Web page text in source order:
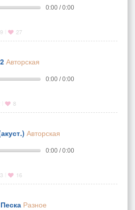
0:00 / 0:00
27
Авторская
0:00 / 0:00
8
Авторская
0:00 / 0:00
16
Разное